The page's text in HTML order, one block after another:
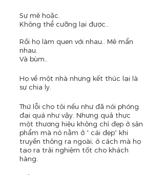
Sự mê hoặc.
Không thể cưỡng lại được..
Rồi họ làm quen với nhau.. Mê mẩn
nhau.
Và bùm..
Họ về một nhà nhưng kết thúc lại là
sự chia ly.
Thứ lỗi cho tôi nếu như đã nói phóng
đại quá như vậy. Nhưng quả thực
một thương hiệu không chỉ đẹp ở sản
phẩm mà nó nằm ở “ cái đẹp” khi
truyền thông ra ngoài, ở cách mà họ
tạo ra trải nghiệm tốt cho khách
hàng.